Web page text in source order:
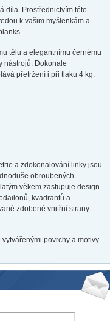
díla. Prostřednictvím této
k vašim myšlenkám a
tělu a elegantnímu černému
nástrojů. Dokonale
přetržení i při tlaku 4 kg.
a zdokonalování linky jsou
obroubených
věkem zastupuje design
kvadrantů a
zdobené vnitřní strany.
povrchy a motivy